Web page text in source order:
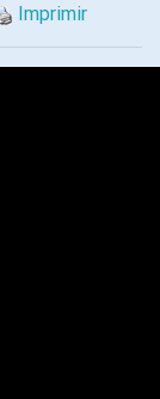
Imprimir